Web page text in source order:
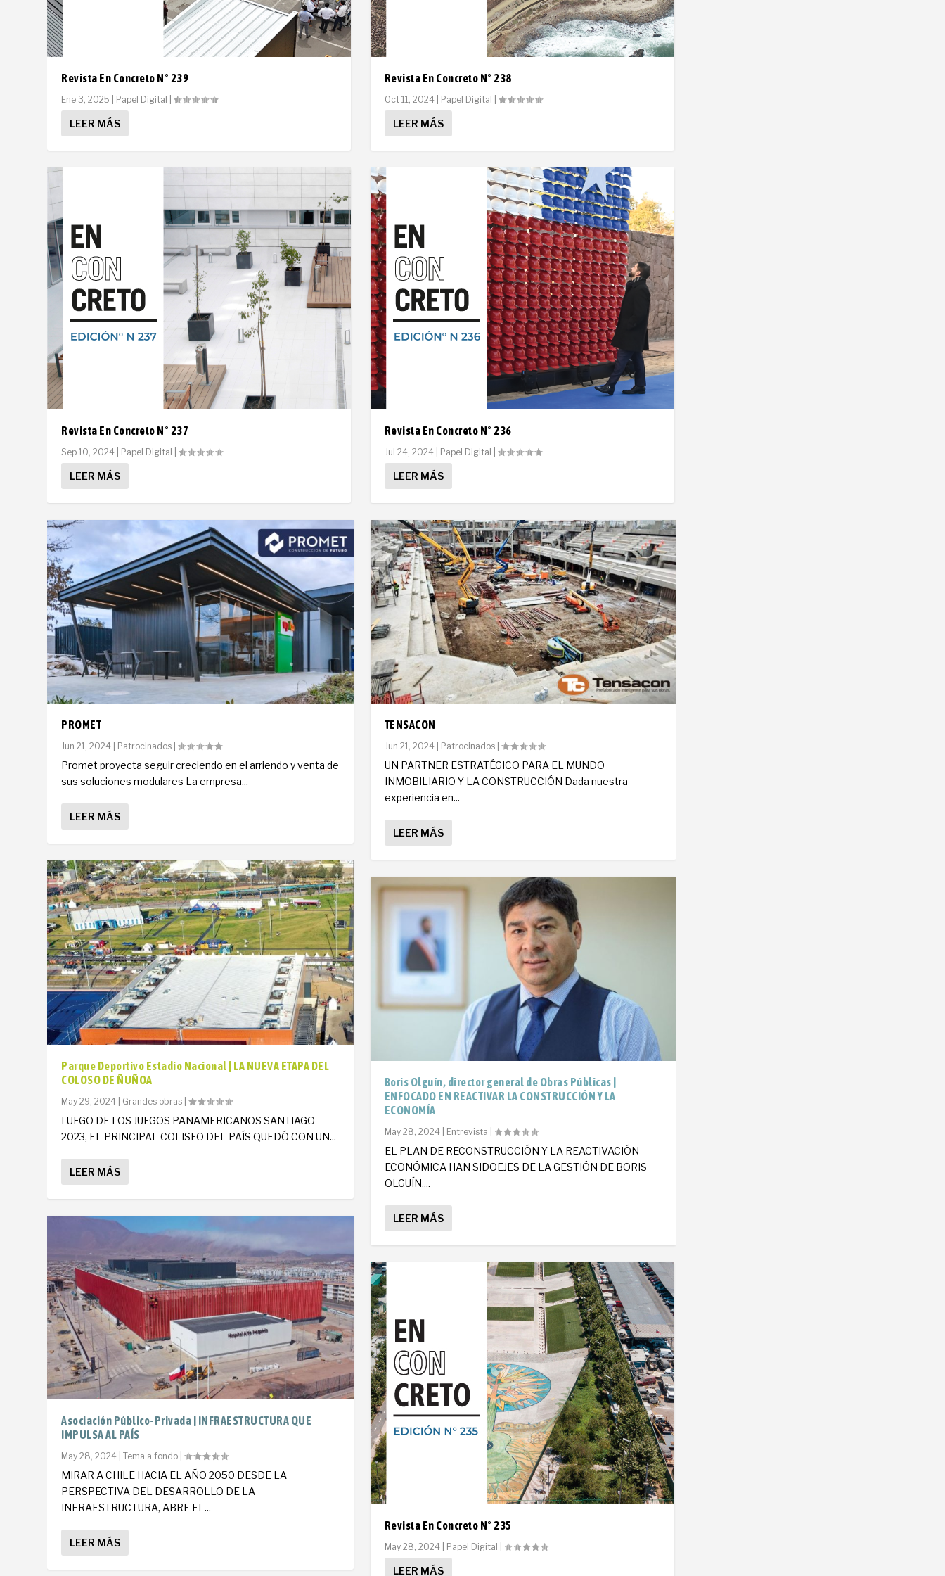
Revista En Concreto N° 239
Ene 3, 2025 Papel Digital |
LEER MÁS
Revista En Concreto N° 237
Sep 10, 2024 Papel Digital |
LEER MÁS
PROMET
Jun 21, 2024 Patrocinados |
Promet proyecta seguir creciendo en el arriendo y venta de
sus soluciones modulares La empresa...
LEER MÁS
Parque Deportivo Estadio Nacional | LA NUEVA ETAPA DEL
COLOSO DE ÑUÑOA
May 29, 2024 Grandes obras |
LUEGO DE LOS JUEGOS PANAMERICANOS SANTIAGO
2023, EL PRINCIPAL COLISEO DEL PAÍS QUEDÓ CON UN...
LEER MÁS
Asociación Público-Privada | INFRAESTRUCTURA QUE
IMPULSA AL PAÍS
May 28, 2024 |Tema a fondo |
MIRAR A CHILE HACIA EL AÑO 2050 DESDE LA
PERSPECTIVA DEL DESARROLLO DE LA
INFRAESTRUCTURA, ABRE EL...
LEER MÁS
Revista En Concreto N° 238
Oct 11, 2024| Papel Digital
LEER MÁS
Revista En Concreto N° 236
Jul 24, 2024| Papel Digital
LEER MÁS
TENSACON
Jun 21, 2024| Patrocinados|
UN PARTNER ESTRATÉGICO PARA EL MUNDO
INMOBILIARIO Y LA CONSTRUCCIÓN Dada nuestra
experiencia en...
LEER MÁS
Boris Olguín, director general de Obras Públicas |
ENFOCADO EN REACTIVAR LA CONSTRUCCIÓN Y LA
ECONOMÍA
May 28, 2024| Entrevista
EL PLAN DE RECONSTRUCCIÓN Y LA REACTIVACIÓN
ECONÓMICA HAN SIDOEJES DE LA GESTIÓN DE BORIS
OLGUÍN,...
LEER MÁS
Revista En Concreto N° 235
May 28, 2024| Papel Digital
LEER MÁS